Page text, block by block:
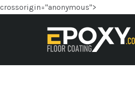
crossorigin="anonymous">